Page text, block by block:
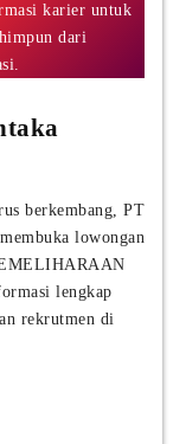
karier untuk
dari
berkembang, PT
lowongan
lengkap
rekrutmen di